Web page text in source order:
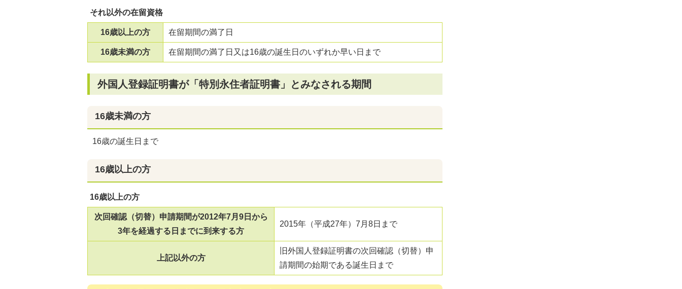
それ以外の在留資格
16歳以上の方 在留期間の満了日
16歳未満の方 在留期間の満了日又は16歳の誕生日のいずれか早い日まで
外国人登録証明書が「特別永住者証明書」とみなされる期間
16歳未満の方
16歳の誕生日まで
16歳以上の方
16歳以上の方
次回確認（切替）申請期間が2012年7月9日から
3年を経過する日までに到来する方
2015年（平成27年）7月8日まで
上記以外の方
旧外国人登録証明書の次回確認（切替）申
請期間の始期である誕生日まで